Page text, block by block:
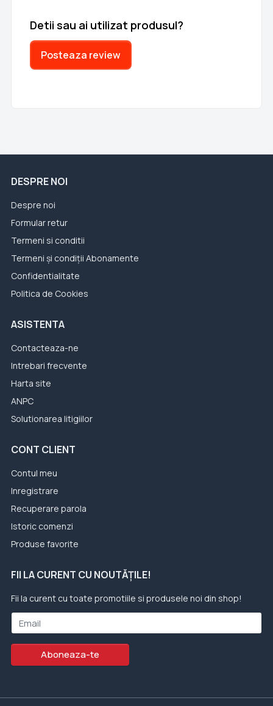
Detii sau ai utilizat produsul?
Posteaza review
DESPRE NOI
Despre noi
Formular retur
Termeni si conditii
Termeni și condiții Abonamente
Confidentialitate
Politica de Cookies
ASISTENTA
Contacteaza-ne
Intrebari frecvente
Harta site
ANPC
Solutionarea litigiilor
CONT CLIENT
Contul meu
Inregistrare
Recuperare parola
Istoric comenzi
Produse favorite
FII LA CURENT CU NOUTĂȚILE!
Fii la curent cu toate promotiile si produsele noi din shop!
Email
Aboneaza-te